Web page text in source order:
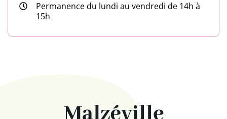
Permanence du lundi au vendredi de 14h à
15h